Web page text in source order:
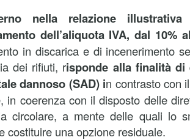
nella relazione
dell’aliquota IVA, dal 10%
in discarica e di incenerimento
dei rifiuti, risponde alla finalità
dannoso (SAD) in contrasto con
in coerenza con il disposto delle
circolare, a mente delle quali lo
costituire una opzione residuale.